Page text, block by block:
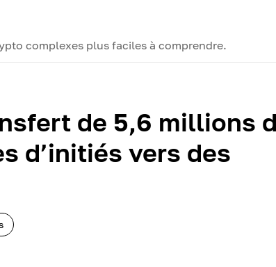
complexes plus faciles à comprendre.
de 5,6 millions
d’initiés vers des